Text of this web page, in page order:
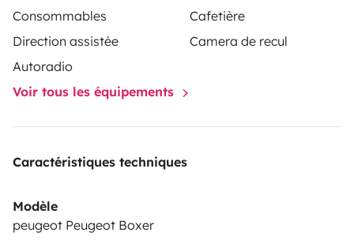
Consommables
Cafetière
Direction assistée
Camera de recul
Autoradio
Voir tous les équipements
Caractéristiques techniques
Modèle
peugeot Peugeot Boxer